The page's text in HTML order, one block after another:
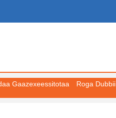
Gaazexeessitotaa
Roga Dubbii